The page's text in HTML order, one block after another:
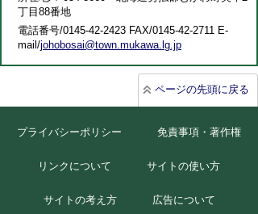
丁目88番地
電話番号/0145-42-2423 FAX/0145-42-2711 E-
mail/johobosai@town.mukawa.lg.jp
ページの先頭に戻る
プライバシーポリシー 免責事項・著作権
リンクについて サイトの使い方
サイトの考え方 広告について